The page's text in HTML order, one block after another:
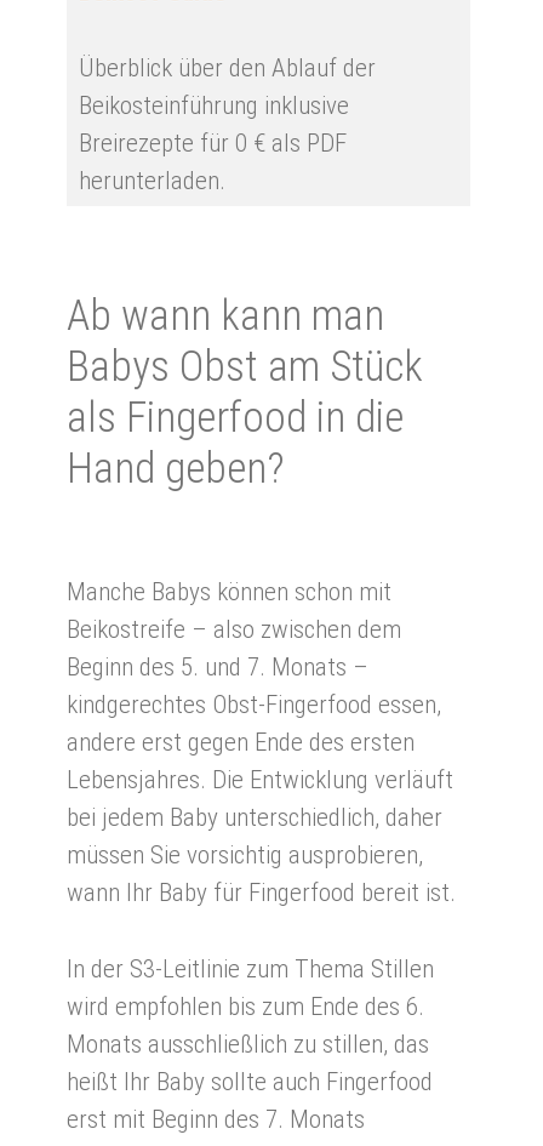
Überblick über den Ablauf der
Beikosteinführung inklusive
Breirezepte für 0 € als PDF
herunterladen.
Ab wann kann man
Babys Obst am Stück
als Fin­ger­food in die
Hand ge­ben?
Manche Babys können schon mit
Beikostreife – also zwischen dem
Beginn des 5. und 7. Monats –
kindgerechtes Obst-Fingerfood essen,
andere erst gegen Ende des ersten
Lebensjahres. Die Entwicklung verläuft
bei jedem Baby unterschiedlich, daher
müssen Sie vorsichtig ausprobieren,
wann Ihr Baby für Fingerfood bereit ist.
In der S3-Leitlinie zum Thema Stillen
wird empfohlen bis zum Ende des 6.
Monats ausschließlich zu stillen, das
heißt Ihr Baby sollte auch Fingerfood
erst mit Beginn des 7. Monats